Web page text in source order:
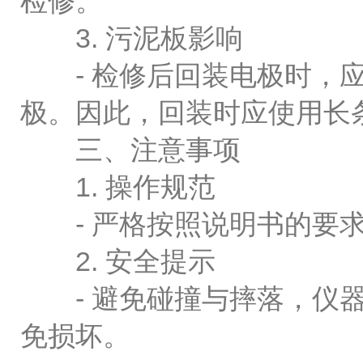
3. 污泥板影响
- 检修后回装电极时，应
极。因此，回装时应使用
三、注意事项
1. 操作规范
- 严格按照说明书的要求
2. 安全提示
- 避免碰撞与摔落，仪器
免损坏。